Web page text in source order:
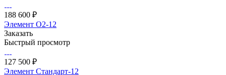
188 600 ₽
Элемент О2-12
Заказать
Быстрый просмотр
127 500 ₽
Элемент Стандарт-12